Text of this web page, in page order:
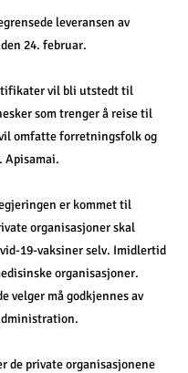
leveransen av
24. februar.
vil bli utstedt til
som trenger å reise til
omfatte forretningsfolk og
Apisamai.
er kommet til
organisasjoner skal
19-vaksiner selv. Imidlertid
organisasjoner.
velger må godkjennes av
de private organisasjonene